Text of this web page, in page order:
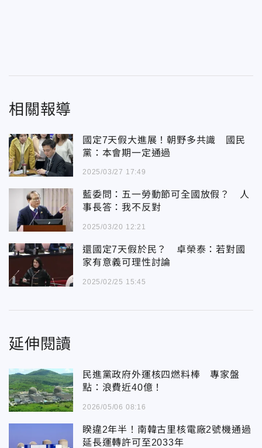
相關報導
國定7天假大進展！朝野多共識 國民
黨：本會期一定通過
2025/03/27 17:49
藍委問：五一勞動節可全國放假？ 人
事長答：我不反對
2025/03/20 12:21
還國定7天假於民？ 卓榮泰：若對國
家有意義可理性討論
2025/02/25 15:45
延伸閱讀
民進黨政府外運核四燃料棒 專家盤
點：浪費近40億！
2026/05/06 08:16
睽違2年半！南韓古里核電廠2號機通過
延長運轉許可至2033年